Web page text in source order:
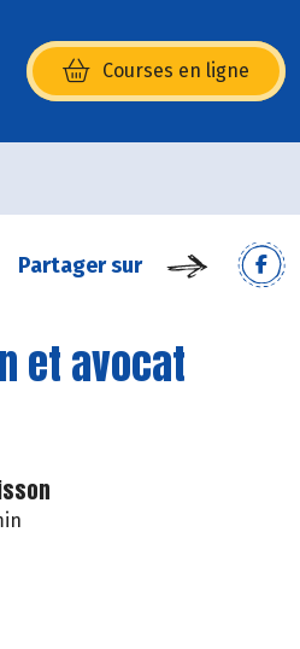
Courses en ligne
fenêtre)
Partager sur
et avocat